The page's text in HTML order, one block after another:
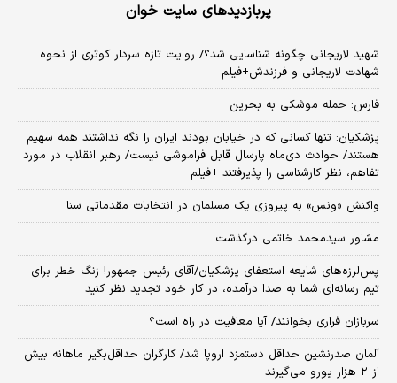
پربازدیدهای سایت خوان
شهید لاریجانی چگونه شناسایی شد؟/ روایت تازه سردار کوثری از نحوه
شهادت لاریجانی و فرزندش+فیلم
فارس: حمله موشکی به بحرین
پزشکیان: تنها کسانی که در خیابان بودند ایران را نگه نداشتند همه سهیم
هستند/ حوادث دی‌ماه پارسال قابل فراموشی نیست/ رهبر انقلاب در مورد
تفاهم، نظر کارشناسی را پذیرفتند +فیلم
واکنش «ونس» به پیروزی یک مسلمان در انتخابات مقدماتی سنا
مشاور سیدمحمد خاتمی درگذشت
پس‌لرزه‌های شایعه استعفای پزشکیان/آقای رئیس جمهور! زنگ خطر برای
تیم رسانه‌ای شما به صدا درآمده، در کار خود تجدید نظر کنید
سربازان فراری بخوانند/ آیا معافیت در راه است؟
آلمان صدرنشین حداقل دستمزد اروپا شد/ کارگران حداقل‌بگیر ماهانه بیش
از ۲ هزار یورو می‌گیرند